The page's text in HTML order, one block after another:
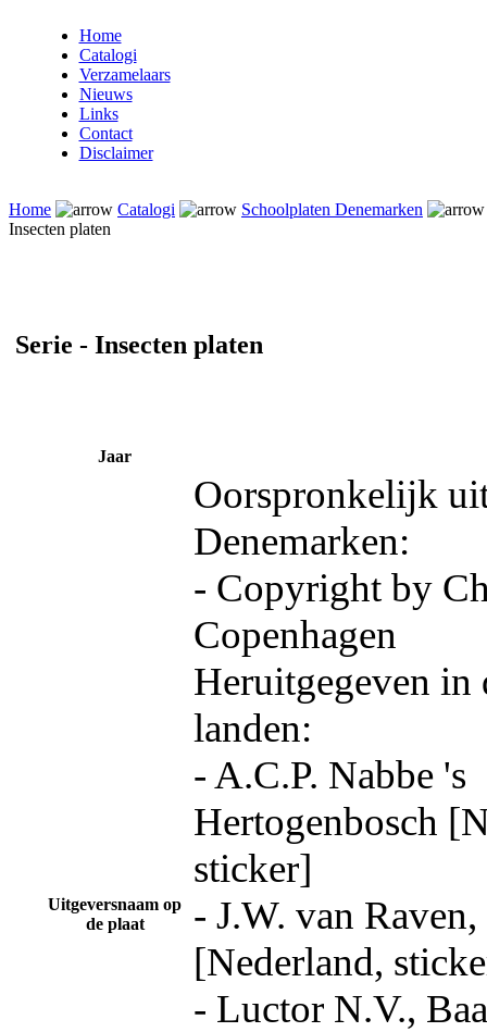
Home
Catalogi
Verzamelaars
Nieuws
Links
Contact
Disclaimer
Home Catalogi
Schoolplaten Denemarken
Insecten platen
Serie - Insecten platen
Jaar
Uitgeversnaam op
de plaat
Oorspronkelijk
Denemarken:
- Copyright by
Copenhagen
Heruitgegeven in
landen:
- A.C.P. Nabbe 's
Hertogenbosch
sticker]
- J.W. van
[Nederland,
- Luctor N.V.,